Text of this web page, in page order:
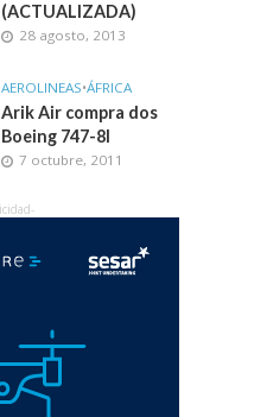
(ACTUALIZADA)
28 agosto, 2013
AEROLINEAS•ÁFRICA
Arik Air compra dos
Boeing 747-8I
7 octubre, 2011